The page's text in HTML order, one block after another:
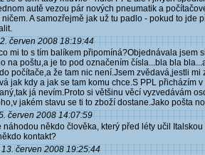
autě vezou pár nových pneumatik a
ničem. A samozřejmě jak už tu padlo - pokud to jde
červen 2008 18:19:44
mi to s tím balíkem připomíná?Objednávala jsem
na poštu,a je to pod označením čísla...bla bla
počítače,a že tam nic není.Jsem zvědavá,jestli
jak kdy a jak se tam komu chce.S PPL přicházím
já nevím.Proto si většinu věcí vyzvedávám
jakém stavu se ti to zboží dostane.Jako pošta
červen 2008 14:07:59
náhodou někdo člověka, který před léty učil
kontakt?
13. červen 2008 19:25:44